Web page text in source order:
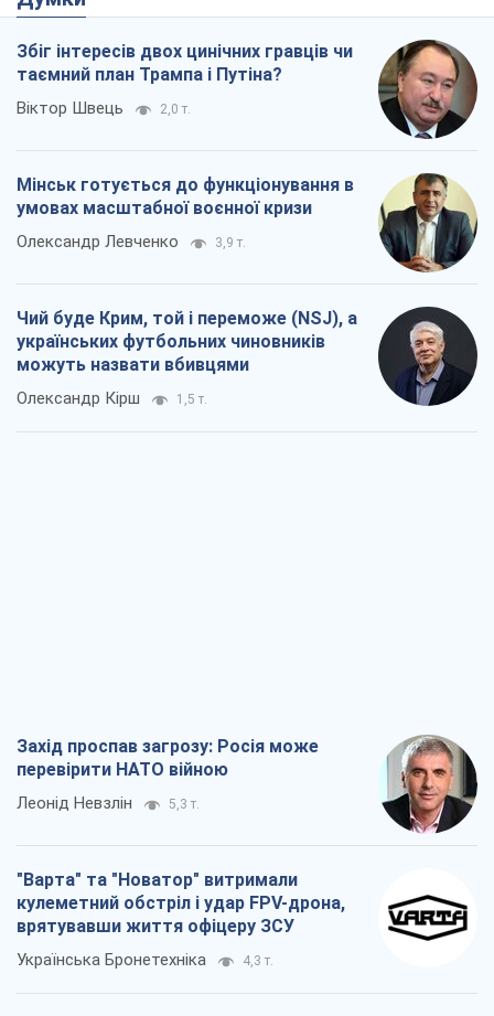
Збіг інтересів двох цинічних гравців чи
таємний план Трампа і Путіна?
Віктор Швець 2,0 т.
Мінськ готується до функціонування в
умовах масштабної воєнної кризи
Олександр Левченко 3,9 т.
Чий буде Крим, той і переможе (NSJ), а
українських футбольних чиновників
можуть назвати вбивцями
Олександр Кірш 1,5 т.
Захід проспав загрозу: Росія може
перевірити НАТО війною
Леонід Невзлін 5,3 т.
"Варта" та "Новатор" витримали
кулеметний обстріл і удар FPV-дрона,
врятувавши життя офіцеру ЗСУ
Українська Бронетехніка 4,3 т.